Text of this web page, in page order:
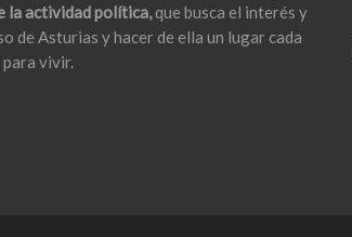
la actividad política,que busca el interés y
de Asturias y hacer de ella un lugar cada
vivir.